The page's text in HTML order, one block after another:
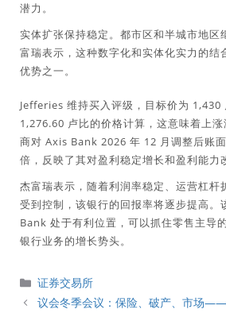
潜力。
实体扩张保持稳定。都市区和半城市地区
富瑞表示，这种数字化和实体化实力的结
优势之一。
Jefferies 维持买入评级，目标价为 1,430
1,276.60 卢比的价格计算，这意味着上
商对 Axis Bank 2026 年 12 月调整后账
倍，反映了其对盈利稳定增长和盈利能力
杰富瑞表示，随着利润率稳定、运营杠杆
受到控制，该银行的回报率将逐步提高。
Bank 处于有利位置，可以抓住零售主导
银行业务的增长势头。
分
類
证券交易所
议会冬季会议：保险、破产、市场